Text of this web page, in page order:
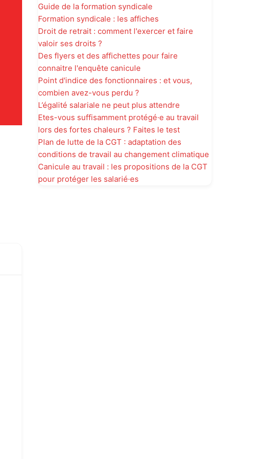
Guide de la formation syndicale
Formation syndicale : les affiches
Droit de retrait : comment l'exercer et faire
valoir ses droits ?
Des flyers et des affichettes pour faire
connaitre l'enquête canicule
Point d'indice des fonctionnaires : et vous,
combien avez-vous perdu ?
L’égalité salariale ne peut plus attendre
Etes-vous suffisamment protégé·e au travail
lors des fortes chaleurs ? Faites le test
Plan de lutte de la CGT : adaptation des
conditions de travail au changement climatique
Canicule au travail : les propositions de la CGT
pour protéger les salarié·es